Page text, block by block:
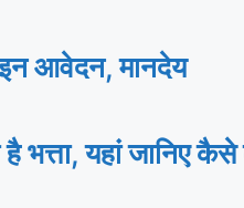
आवेदन, मानदेय
यहां जानिए